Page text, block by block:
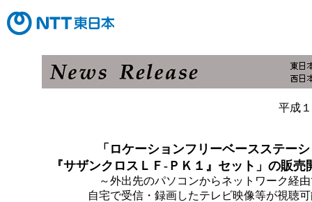
平成
「ロケーションフリーベースステー
『サザンクロスＬＦ‐ＰＫ１』セット」の販売
～外出先のパソコンからネットワーク経
自宅で受信・録画したテレビ映像等が視聴